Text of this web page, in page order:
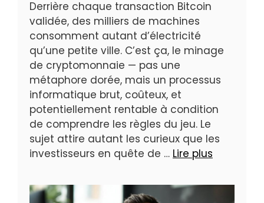
Derrière chaque transaction Bitcoin
validée, des milliers de machines
consomment autant d’électricité
qu’une petite ville. C’est ça, le minage
de cryptomonnaie — pas une
métaphore dorée, mais un processus
informatique brut, coûteux, et
potentiellement rentable à condition
de comprendre les règles du jeu. Le
sujet attire autant les curieux que les
investisseurs en quête de … Lire plus